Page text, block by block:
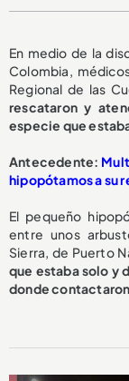
En medio de la
Colombia,
Regional de las
rescataron y
especie que
Antecedente:
hipopótamos a su
El pequeño
entre unos
Sierra, de Puerto
que estaba solo y
donde